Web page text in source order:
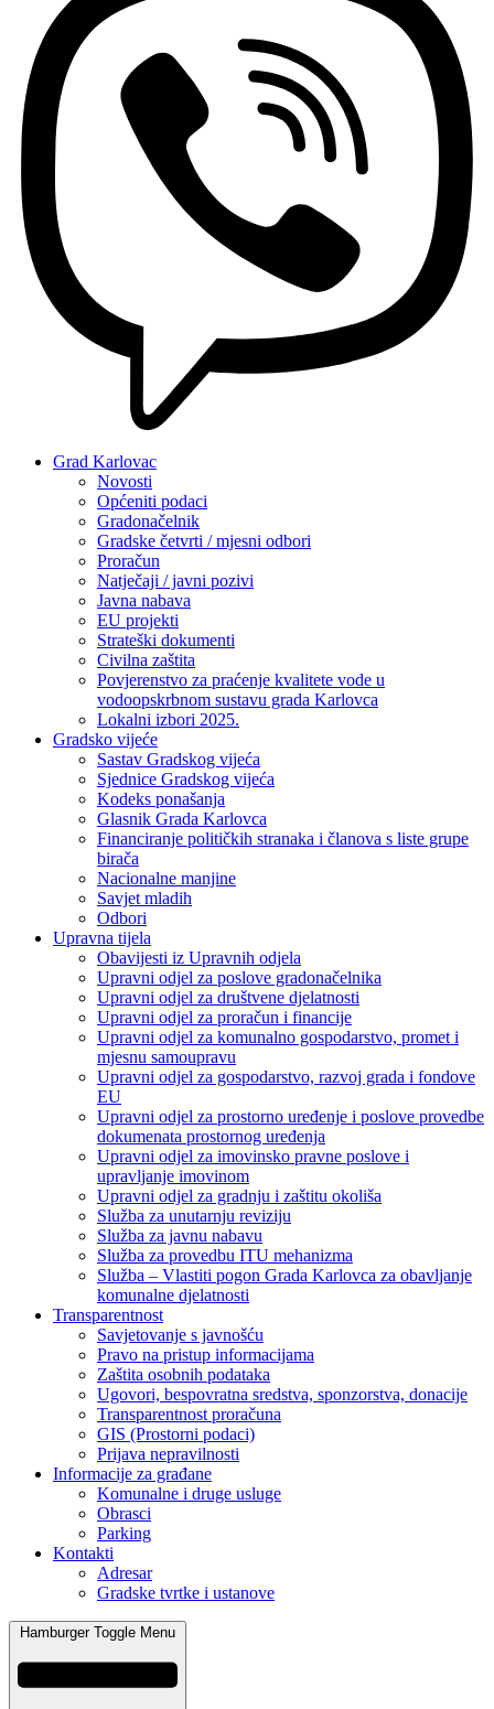
Grad Karlovac
Novosti
Općeniti podaci
Gradonačelnik
Gradske četvrti / mjesni odbori
Proračun
Natječaji / javni pozivi
Javna nabava
EU projekti
Strateški dokumenti
Civilna zaštita
Povjerenstvo za praćenje kvalitete vode u
vodoopskrbnom sustavu grada Karlovca
Lokalni izbori 2025.
Gradsko vijeće
Sastav Gradskog vijeća
Sjednice Gradskog vijeća
Kodeks ponašanja
Glasnik Grada Karlovca
Financiranje političkih stranaka i članova s liste grupe
birača
Nacionalne manjine
Savjet mladih
Odbori
Upravna tijela
Obavijesti iz Upravnih odjela
Upravni odjel za poslove gradonačelnika
Upravni odjel za društvene djelatnosti
Upravni odjel za proračun i financije
Upravni odjel za komunalno gospodarstvo, promet i
mjesnu samoupravu
Upravni odjel za gospodarstvo, razvoj grada i fondove
EU
Upravni odjel za prostorno uređenje i poslove provedbe
dokumenata prostornog uređenja
Upravni odjel za imovinsko pravne poslove i
upravljanje imovinom
Upravni odjel za gradnju i zaštitu okoliša
Služba za unutarnju reviziju
Služba za javnu nabavu
Služba za provedbu ITU mehanizma
Služba – Vlastiti pogon Grada Karlovca za obavljanje
komunalne djelatnosti
Transparentnost
Savjetovanje s javnošću
Pravo na pristup informacijama
Zaštita osobnih podataka
Ugovori, bespovratna sredstva, sponzorstva, donacije
Transparentnost proračuna
GIS (Prostorni podaci)
Prijava nepravilnosti
Informacije za građane
Komunalne i druge usluge
Obrasci
Parking
Kontakti
Adresar
Gradske tvrtke i ustanove
Hamburger Toggle Menu